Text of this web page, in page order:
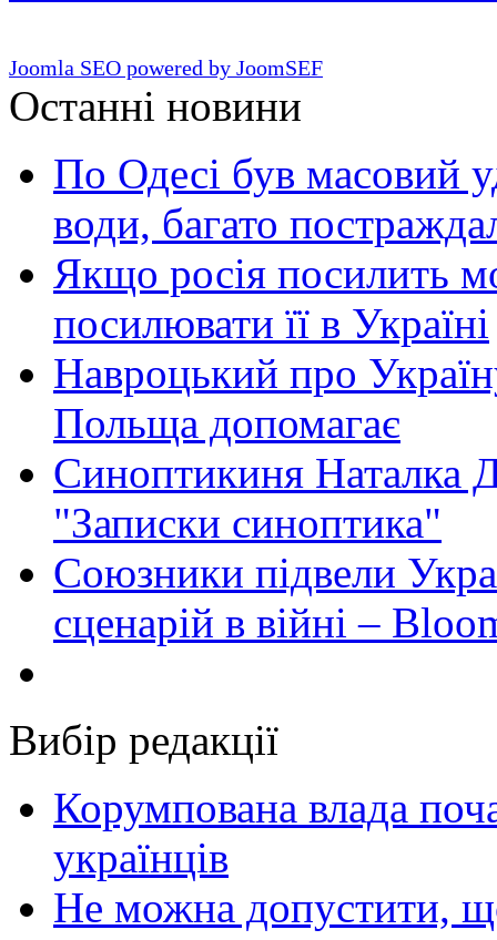
Joomla SEO powered by JoomSEF
Останні новини
По Одесі був масовий
води, багато
Якщо росія посилить
посилювати її в Україні
Навроцький про
Польща допомагає
Синоптикиня Наталка
"Записки синоптика"
Союзники підвели
сценарій в війні –
Вибір редакції
Корумпована влада
українців
Не можна допустити,